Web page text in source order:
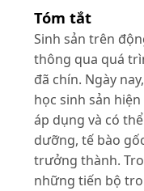
Tóm tắt
Sinh sản trên
thông qua quá
đã chín. Ngày
học sinh sản
áp dụng và có
dưỡng, tế bào
trưởng thành.
những tiến bộ